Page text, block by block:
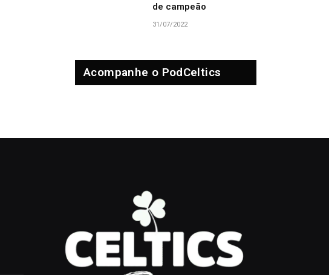
de campeão
31/07/2022
Acompanhe o PodCeltics